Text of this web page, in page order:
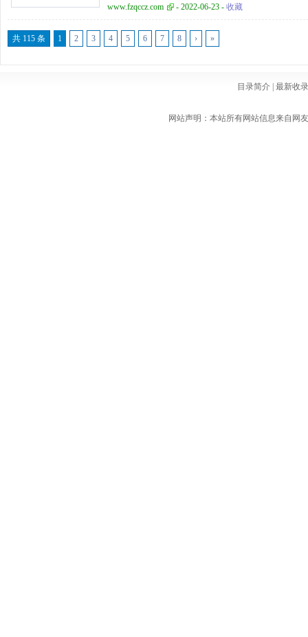
www.fzqccz.com - 2022-06-23 - 收藏
共 115 条 1 2 3 4 5 6 7 8 › »
目录简介| 最新收录
网站声明：本站所有网站信息来自网